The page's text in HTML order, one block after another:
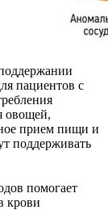
пациентов с
овощей,
прием пищи и
поддерживать
помогает
крови